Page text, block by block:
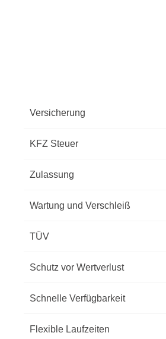
Versicherung
KFZ Steuer
Zulassung
Wartung und Verschleiß
TÜV
Schutz vor Wertverlust
Schnelle Verfügbarkeit
Flexible Laufzeiten